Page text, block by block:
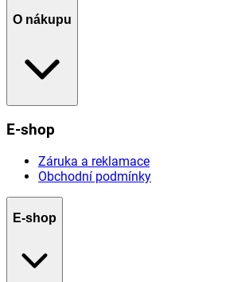
O nákupu
E-shop
Záruka a reklamace
Obchodní podmínky
E-shop